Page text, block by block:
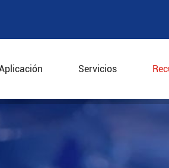
Servicios